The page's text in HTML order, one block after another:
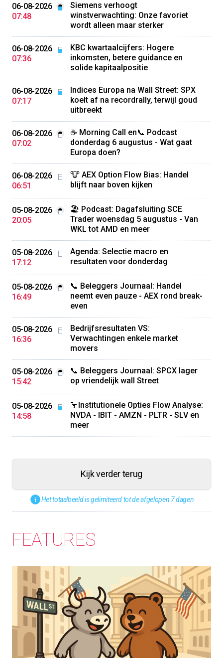
FEATURES
06-08-2026
07:48
Siemens verhoogt
winstverwachting: Onze favoriet
wordt alleen maar sterker
06-08-2026
07:36
KBC kwartaalcijfers: Hogere
inkomsten, betere guidance en
solide kapitaalpositie
06-08-2026
07:17
Indices Europa na Wall Street: SPX
koelt af na recordrally, terwijl goud
uitbreekt
06-08-2026
07:02
☕️ Morning Call en📞 Podcast
donderdag 6 augustus - Wat gaat
Europa doen?
06-08-2026
06:51
🐮 AEX Option Flow Bias: Handel
blijft naar boven kijken
05-08-2026
20:05
🏖️ Podcast: Dagafsluiting SCE
Trader woensdag 5 augustus - Van
WKL tot AMD en meer
05-08-2026
17:12
Agenda: Selectie macro en
resultaten voor donderdag
05-08-2026
16:49
📞 Beleggers Journaal: Handel
neemt even pauze - AEX rond break-
even
05-08-2026
16:36
Bedrijfsresultaten VS:
Verwachtingen enkele market
movers
05-08-2026
15:42
📞 Beleggers Journaal: SPCX lager
op vriendelijk wall Street
05-08-2026
14:58
🦩Institutionele Opties Flow Analyse:
NVDA - IBIT - AMZN - PLTR - SLV en
meer
Kijk verder terug
Het totaalbeeld is gelimiteerd tot de afgelopen 7 dagen